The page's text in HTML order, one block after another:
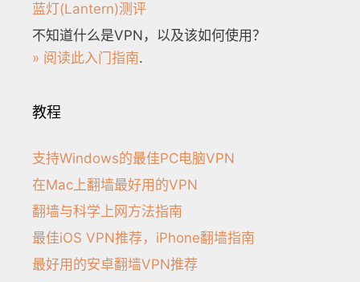
蓝灯(Lantern)测评
不知道什么是VPN，以及该如何使用？
» 阅读此入门指南.
教程
支持Windows的最佳PC电脑VPN
在Mac上翻墙最好用的VPN
翻墙与科学上网方法指南
最佳iOS VPN推荐，iPhone翻墙指南
最好用的安卓翻墙VPN推荐